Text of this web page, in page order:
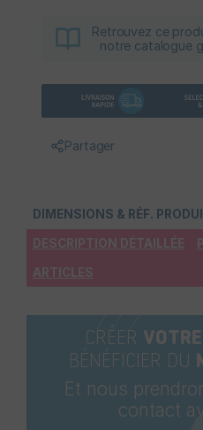
Retrouvez ce
notre catalogue
Partager
DIMENSIONS & RÉF.
DESCRIPTION DÉTAILLÉE
ARTICLES
CRÉER
BÉNÉFICIER DU
Et nous
contact